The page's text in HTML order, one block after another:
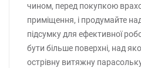
чином, перед покупкою
приміщення, і продумайте
підсумку для ефективної
бути більше поверхні, над
острівну витяжну